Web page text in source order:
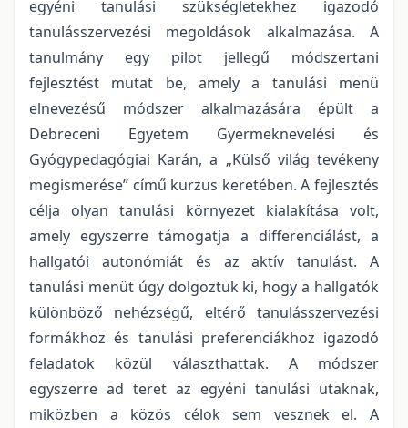
egyéni tanulási szükségletekhez igazodó
tanulásszervezési megoldások alkalmazása. A
tanulmány egy pilot jellegű módszertani
fejlesztést mutat be, amely a tanulási menü
elnevezésű módszer alkalmazására épült a
Debreceni Egyetem Gyermeknevelési és
Gyógypedagógiai Karán, a „Külső világ tevékeny
megismerése” című kurzus keretében. A fejlesztés
célja olyan tanulási környezet kialakítása volt,
amely egyszerre támogatja a differenciálást, a
hallgatói autonómiát és az aktív tanulást. A
tanulási menüt úgy dolgoztuk ki, hogy a hallgatók
különböző nehézségű, eltérő tanulásszervezési
formákhoz és tanulási preferenciákhoz igazodó
feladatok közül választhattak. A módszer
egyszerre ad teret az egyéni tanulási utaknak,
miközben a közös célok sem vesznek el. A